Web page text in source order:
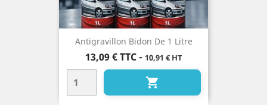
Antigravillon Bidon De 1 Litre
Prix
13,09 € TTC- 10,91 € HT
